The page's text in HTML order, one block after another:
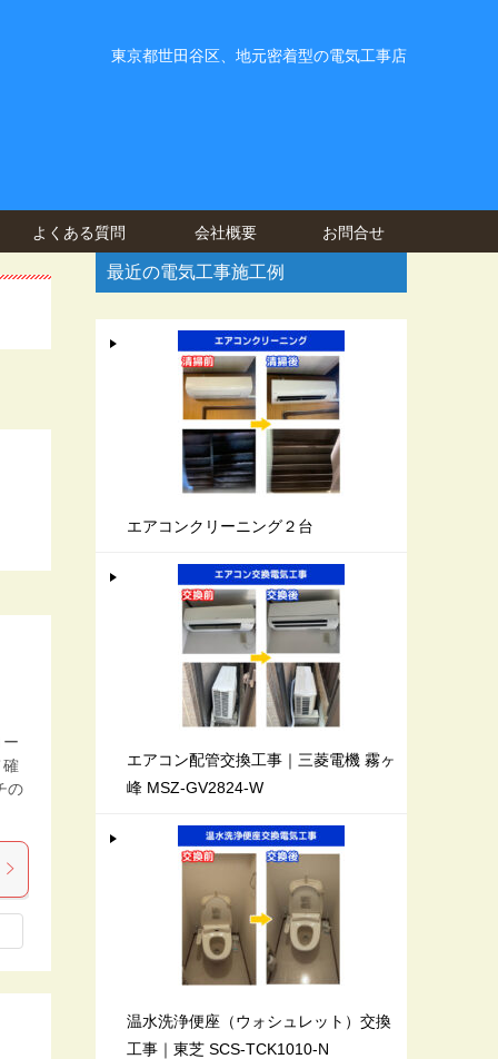
東京都世田谷区、地元密着型の電気工事店
よくある質問 会社概要 お問合せ
確
の
最近の電気工事施工例
エアコンクリーニング２台
エアコン配管交換工事｜三菱電機 霧ヶ
峰 MSZ-GV2824-W
温水洗浄便座（ウォシュレット）交換
工事｜東芝 SCS-TCK1010-N